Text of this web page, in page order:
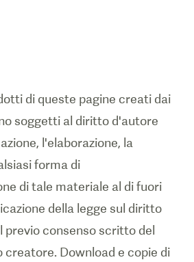
di queste pagine creati dai
soggetti al diritto d'autore
l'elaborazione, la
forma di
di tale materiale al di fuori
della legge sul diritto
previo consenso scritto del
Download e copie di